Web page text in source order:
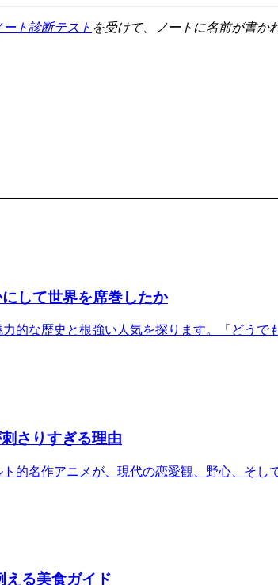
ト診断テスト を受けて、ノートに名前が書か
して世界を席巻したか
的な歴史と根強い人気を探ります。「どう
さりすぎる理由
的名作アニメが、現代の恋愛観、野心、そし
える美食ガイド